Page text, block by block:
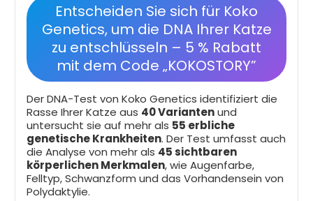
Entscheiden Sie sich für Koko
Genetics, um die DNA Ihrer Katze
zu entschlüsseln – 5 % Rabatt
mit dem Code „KOKOSTORY”
Der DNA-Test von Koko Genetics identifiziert die
Rasse Ihrer Katze aus 40 Variantenund
untersucht sie auf mehr als 55 erbliche
genetische Krankheiten. Der Test umfasst auch
die Analyse von mehr als 45 sichtbaren
körperlichen Merkmalen, wie Augenfarbe,
Felltyp, Schwanzform und das Vorhandensein von
Polydaktylie.